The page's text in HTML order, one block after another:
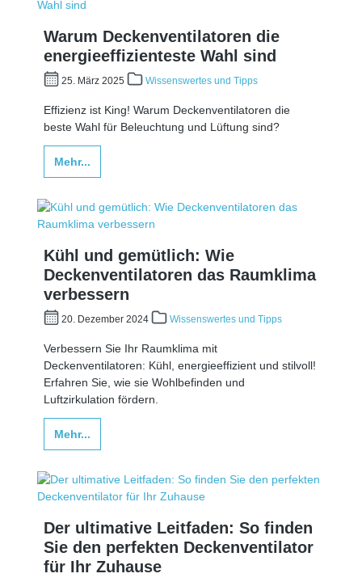
Warum Deckenventilatoren die
energieeffizienteste Wahl sind
25. März 2025 Wissenswertes und Tipps
Effizienz ist King! Warum Deckenventilatoren die
beste Wahl für Beleuchtung und Lüftung sind?
Mehr...
Kühl und gemütlich: Wie
Deckenventilatoren das Raumklima
verbessern
20. Dezember 2024 Wissenswertes und Tipps
Verbessern Sie Ihr Raumklima mit
Deckenventilatoren: Kühl, energieeffizient und stilvoll!
Erfahren Sie, wie sie Wohlbefinden und
Luftzirkulation fördern.
Mehr...
Der ultimative Leitfaden: So finden
Sie den perfekten Deckenventilator
für Ihr Zuhause